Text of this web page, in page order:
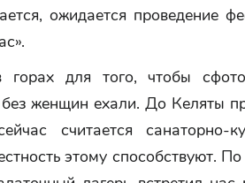
ожидается проведение
для того, чтобы
женщин ехали. До Келяты
считается санаторно-
этому способствуют.